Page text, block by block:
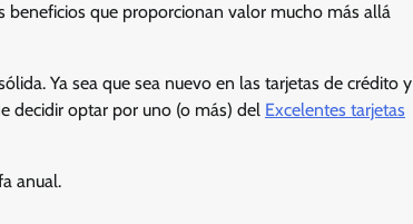
beneficios que proporcionan valor mucho más allá
Ya sea que sea nuevo en las tarjetas de crédito y
decidir optar por uno (o más) del Excelentes tarjetas
anual.